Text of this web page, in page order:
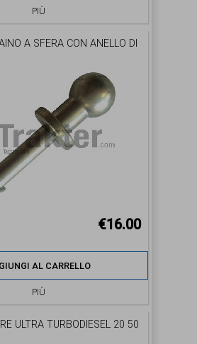
PIÙ
A SFERA CON ANELLO DI
€16.00
AL CARRELLO
PIÙ
ULTRA TURBODIESEL 20 50